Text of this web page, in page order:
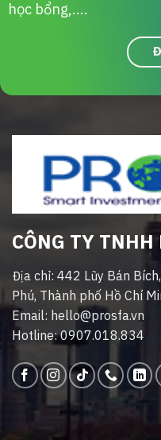
học bổng,....
CÔNG TY TNHH
Địa chỉ: 442 Lũy Bán
Phú, Thành phố Hồ Chí
Email: hello@prosfa.vn
Hotline: 0907.018.834